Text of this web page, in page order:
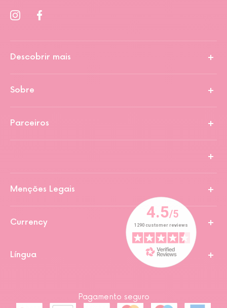
Descobrir mais
Sobre
Parceiros
Menções Legais
Currency
Língua
Pagamento seguro